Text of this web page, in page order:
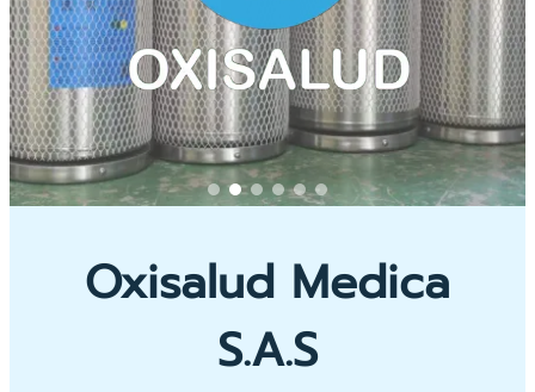
Oxisalud Medica
S.A.S